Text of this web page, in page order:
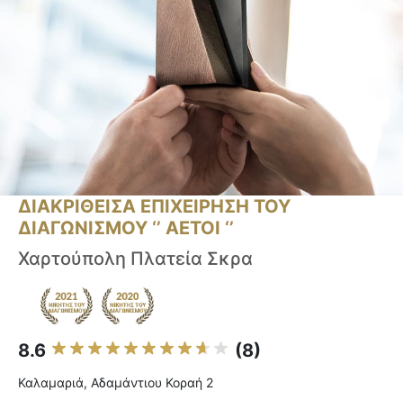
ΔΙΑΚΡΙΘΕΙΣΑ ΕΠΙΧΕΙΡΗΣΗ ΤΟΥ
ΔΙΑΓΩΝΙΣΜΟΥ ‘’ ΑΕΤΟΙ ‘’
Χαρτούπολη Πλατεία Σκρα
8.6 (8)
Καλαμαριά, Αδαμάντιου Κοραή 2